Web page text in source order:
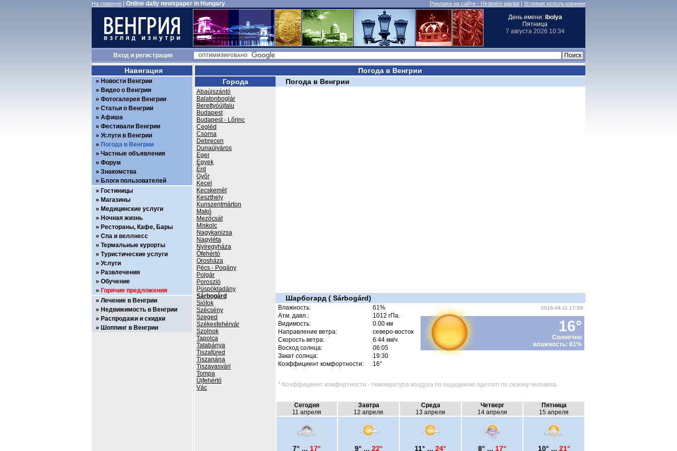
На главную Online daily newspaper in Hungary Реклама на сайте - Hirdetési ajánlat Условия использования
День имени: Ibolya
Пятница
7 августа 2026 10:34
Входи регистрация
Погода в Венгрии
Города
Abaújszántó
Balatonboglár
Berettyóújfalu
Budapest
Budapest - Lőrinc
Cegléd
Csorna
Debrecen
Dunaújváros
Eger
Egyek
Érd
Győr
Kecel
Kecskemét
Keszthely
Kunszentmárton
Makó
Mezőcsát
Miskolc
Nagykanizsa
Nagyléta
Nyíregyháza
Ófehértó
Orosháza
Pécs - Pogány
Polgár
Poroszló
Püspökladány
Sárbogárd
Siófok
Szécsény
Szeged
Székesfehérvár
Szolnok
Tapolca
Tatabánya
Tiszafüred
Tiszanána
Tiszavasvári
Tompa
Újfehértó
Vác
Погода в Венгрии
Шарбогард ( Sárbogárd)
Влажность: 61% 2016-04-11 17:58
16°
Солнечно
влажность: 61%
Атм. давл.:
1012 гПа.
Видимость:
0.00 км
Направление ветра:
северо-восток
Скорость ветра:
6.44 км/ч
Восход солнца:
06:05
Закат солнца:
19:30
Коэффициент комфортности:
16°
* Коэффициент комфортности - температура воздуха по ощущению одетого по сезону человека.
Сегодня
11 апреля
Завтра
12 апреля
Среда
13 апреля
Четверг
14 апреля
Пятница
15 апреля
7° ... 17° 9° ... 22° 11° ... 24° 8° ... 17° 10° ... 21°
Навигация
Новости Венгрии
Видео о Венгрии
Фотогалерея Венгрии
Статьи о Венгрии
Афиша
Фестивали Венгрии
Услуги в Венгрии
Погода в Венгрии
Частные объявления
Форум
Знакомства
Блоги пользователей
Гостиницы
Магазины
Медицинские услуги
Ночная жизнь
Рестораны, Кафе, Бары
Спа и веллнесс
Термальные курорты
Туристические услуги
Услуги
Развлечения
Обучение
Горячие предложения
Лечение в Венгрии
Недвижимость в Венгрии
Распродажи и скидки
Шоппинг в Венгрии